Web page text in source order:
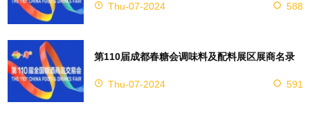
Thu-07-2024 588
第110届成都春糖会调味料及配料展区展商名录
Thu-07-2024 591